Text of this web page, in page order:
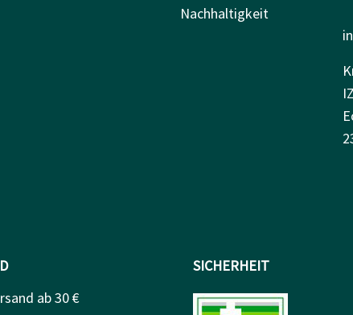
Nachhaltigkeit
ab 30 €
SICHERHEIT